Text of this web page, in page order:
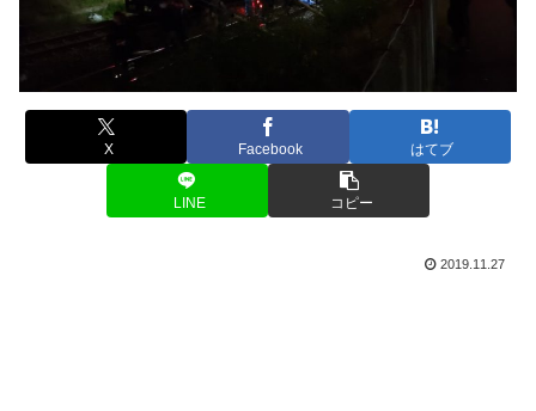
X Facebook はてブ
LINE コピー
2019.11.27